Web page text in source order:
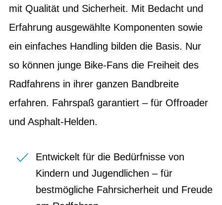
mit Qualität und Sicherheit. Mit Bedacht und
Erfahrung ausgewählte Komponenten sowie
ein einfaches Handling bilden die Basis. Nur
so können junge Bike-Fans die Freiheit des
Radfahrens in ihrer ganzen Bandbreite
erfahren. Fahrspaß garantiert – für Offroader
und Asphalt-Helden.
Entwickelt für die Bedürfnisse von
Kindern und Jugendlichen – für
bestmögliche Fahrsicherheit und Freude